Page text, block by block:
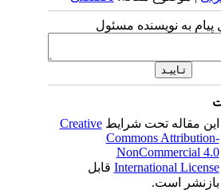
به نویسنده مسئول
این مقاله تحت شرایطCreative
Commons
NonCommercial
Internationalقابل
بازنشر است.